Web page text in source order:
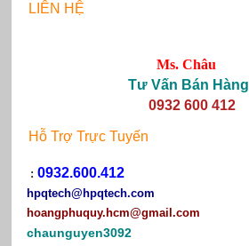
LIÊN HỆ
Ms. Châu
Tư Vấn Bán Hàng
0932 600 412
Hỗ Trợ Trực Tuyến
: 0932.600.412
hpqtech@hpqtech.com
hoangphuquy.hcm@gmail.com
chaunguyen3092